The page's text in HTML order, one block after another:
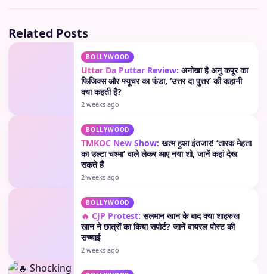
Related Posts
BOLLYWOOD
Uttar Da Puttar Review: अनोखा है अनु कपूर का
फिजिक्स और फ्यूचर का फंडा, ‘उत्तर दा पुत्तर’ की कहानी
क्या कहती है?
2 weeks ago
BOLLYWOOD
TMKOC New Show: खत्म हुआ इंतजार! ‘तारक मेहता
का उल्टा चश्मा’ वाले लेकर आए नया शो, जानें कहां देख
सकते हैं
2 weeks ago
BOLLYWOOD
🔥 CJP Protest: सलमान खान के बाद क्या शाहरुख
खान ने छात्रों का किया सपोर्ट? जानें वायरल पोस्ट की
सच्चाई
2 weeks ago